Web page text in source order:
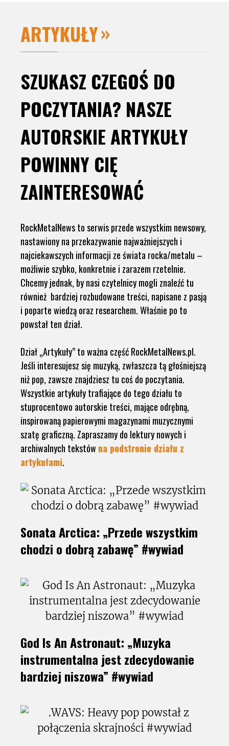
ARTYKUŁY
SZUKASZ CZEGOŚ DO
POCZYTANIA? NASZE
AUTORSKIE ARTYKUŁY
POWINNY CIĘ
ZAINTERESOWAĆ
RockMetalNews to serwis przede wszystkim newsowy,
nastawiony na przekazywanie najważniejszych i
najciekawszych informacji ze świata rocka/metalu –
możliwie szybko, konkretnie i zarazem rzetelnie.
Chcemy jednak, by nasi czytelnicy mogli znaleźć tu
również bardziej rozbudowane treści, napisane z pasją
i poparte wiedzą oraz researchem. Właśnie po to
powstał ten dział.
Dział „Artykuły” to ważna część RockMetalNews.pl.
Jeśli interesujesz się muzyką, zwłaszcza tą głośniejszą
niż pop, zawsze znajdziesz tu coś do poczytania.
Wszystkie artykuły trafiające do tego działu to
stuprocentowo autorskie treści, mające odrębną,
inspirowaną papierowymi magazynami muzycznymi
szatę graficzną. Zapraszamy do lektury nowych i
archiwalnych tekstów na podstronie działu z
artykułami.
Sonata Arctica: „Przede wszystkim
chodzi o dobrą zabawę” #wywiad
God Is An Astronaut: „Muzyka
instrumentalna jest zdecydowanie
bardziej niszowa” #wywiad